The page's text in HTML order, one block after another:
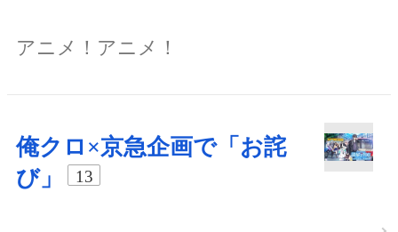
アニメ！アニメ！
俺クロ×京急企画で「お詫
び」
13